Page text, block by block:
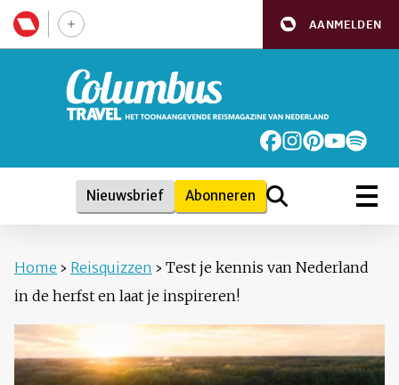
AANMELDEN
Nieuwsbrief Abonneren
Home › Reisquizzen › Test je kennis van Nederland
in de herfst en laat je inspireren!